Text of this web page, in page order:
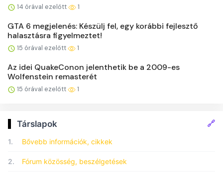
14 órával ezelőtt 1
GTA 6 megjelenés: Készülj fel, egy korábbi fejlesztő
halasztásra figyelmeztet!
15 órával ezelőtt 1
Az idei QuakeConon jelenthetik be a 2009-es
Wolfenstein remasterét
15 órával ezelőtt 1
Társlapok 🔗
1. Bővebb információk, cikkek
2. Fórum közösség, beszélgetések